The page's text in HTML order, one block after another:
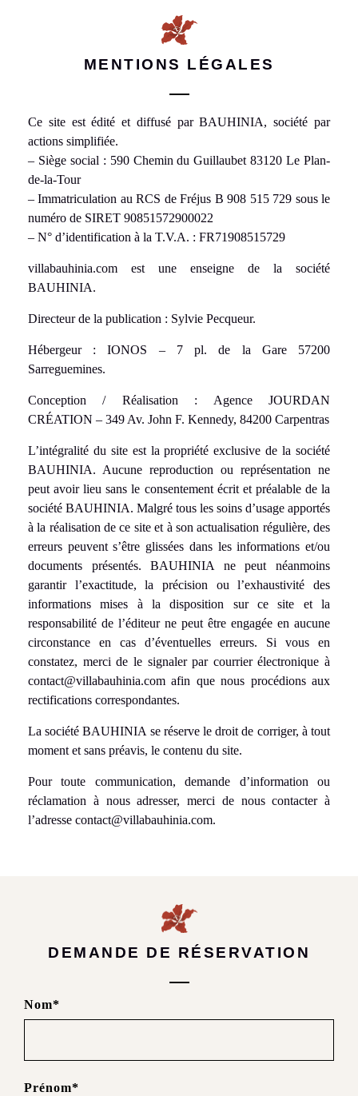
MENTIONS LÉGALES
Ce site est édité et diffusé par BAUHINIA, société par
actions simplifiée.
– Siège social : 590 Chemin du Guillaubet 83120 Le Plan-
de-la-Tour
– Immatriculation au RCS de Fréjus B 908 515 729 sous le
numéro de SIRET 90851572900022
– N° d’identification à la T.V.A. : FR71908515729
villabauhinia.com est une enseigne de la société
BAUHINIA.
Directeur de la publication : Sylvie Pecqueur.
Hébergeur : IONOS – 7 pl. de la Gare 57200
Sarreguemines.
Conception / Réalisation : Agence JOURDAN
CRÉATION – 349 Av. John F. Kennedy, 84200 Carpentras
L’intégralité du site est la propriété exclusive de la société
BAUHINIA. Aucune reproduction ou représentation ne
peut avoir lieu sans le consentement écrit et préalable de la
société BAUHINIA. Malgré tous les soins d’usage apportés
à la réalisation de ce site et à son actualisation régulière, des
erreurs peuvent s’être glissées dans les informations et/ou
documents présentés. BAUHINIA ne peut néanmoins
garantir l’exactitude, la précision ou l’exhaustivité des
informations mises à la disposition sur ce site et la
responsabilité de l’éditeur ne peut être engagée en aucune
circonstance en cas d’éventuelles erreurs. Si vous en
constatez, merci de le signaler par courrier électronique à
contact@villabauhinia.com afin que nous procédions aux
rectifications correspondantes.
La société BAUHINIA se réserve le droit de corriger, à tout
moment et sans préavis, le contenu du site.
Pour toute communication, demande d’information ou
réclamation à nous adresser, merci de nous contacter à
l’adresse contact@villabauhinia.com.
DEMANDE DE RÉSERVATION
Formulaire
de
Nom*
Prénom*